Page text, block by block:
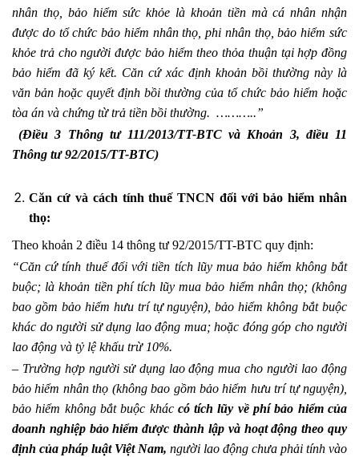
nhân thọ, bảo hiểm sức khỏe là khoản tiền mà cá nhân nhận
được do tổ chức bảo hiểm nhân thọ, phi nhân thọ, bảo hiểm sức
khỏe trả cho người được bảo hiểm theo thỏa thuận tại hợp đồng
bảo hiểm đã ký kết. Căn cứ xác định khoản bồi thường này là
văn bản hoặc quyết định bồi thường của tổ chức bảo hiểm hoặc
tòa án và chứng từ trả tiền bồi thường. ………..”
(Điều 3 Thông tư 111/2013/TT-BTC và Khoản 3, điều 11
Thông tư 92/2015/TT-BTC)
Căn cứ và cách tính thuế TNCN đối với bảo hiểm nhân
thọ:
Theo khoản 2 điều 14 thông tư 92/2015/TT-BTC quy định:
“Căn cứ tính thuế đối với tiền tích lũy mua bảo hiểm không bắt
buộc; là khoản tiền phí tích lũy mua bảo hiểm nhân thọ; (không
bao gồm bảo hiểm hưu trí tự nguyện), bảo hiểm không bắt buộc
khác do người sử dụng lao động mua; hoặc đóng góp cho người
lao động và tỷ lệ khấu trừ 10%.
– Trường hợp người sử dụng lao động mua cho người lao động
bảo hiểm nhân thọ (không bao gồm bảo hiểm hưu trí tự nguyện),
bảo hiểm không bắt buộc khác có tích lũy về phí bảo hiểm của
doanh nghiệp bảo hiểm được thành lập và hoạt động theo quy
định của pháp luật Việt Nam, người lao động chưa phải tính vào